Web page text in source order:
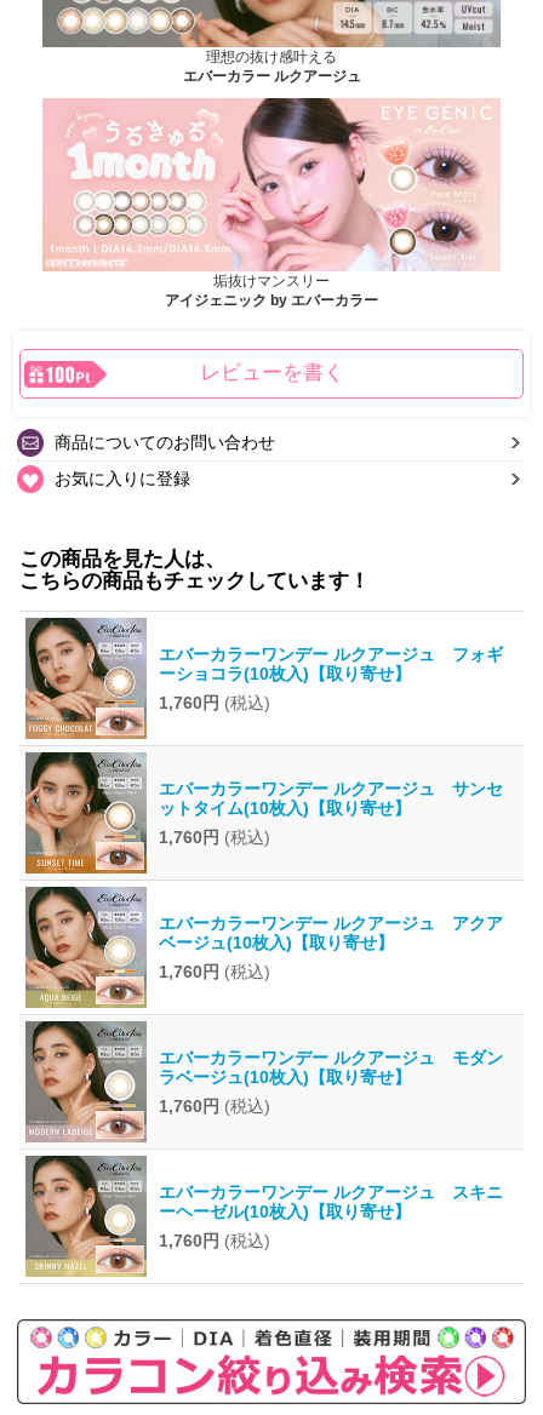
理想の抜け感叶える
エバーカラー ルクアージュ
垢抜けマンスリー
アイジェニック by エバーカラー
レビューを書く
商品についてのお問い合わせ
お気に入りに登録
この商品を見た人は、
こちらの商品もチェックしています！
エバーカラーワンデー ルクアージュ フォギ
ーショコラ(10枚入)【取り寄せ】
1,760円 (税込)
エバーカラーワンデー ルクアージュ サンセ
ットタイム(10枚入)【取り寄せ】
1,760円 (税込)
エバーカラーワンデー ルクアージュ アクア
ベージュ(10枚入)【取り寄せ】
1,760円 (税込)
エバーカラーワンデー ルクアージュ モダン
ラベージュ(10枚入)【取り寄せ】
1,760円 (税込)
エバーカラーワンデー ルクアージュ スキニ
ーヘーゼル(10枚入)【取り寄せ】
1,760円 (税込)